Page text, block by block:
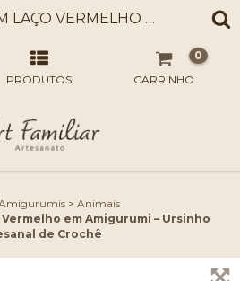
URSO ROSA COM LAÇO VERMELHO EM AMIGURUMI – URSINHO ARTESANAL DE CROCHÊ
PRODUTOS CARRINHO
0
> Animais
em Amigurumi – Ursinho
de Crochê